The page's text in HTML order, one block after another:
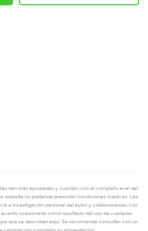
han sido aprobadas y cuentan con el completo aval del
website no pretende prescribir condiciones médicas. Las
e investigación personal del autor y colaboradores. Los
ocasionado como resultado del uso de cualquier
que se describen aquí. Se recomienda consultar con un